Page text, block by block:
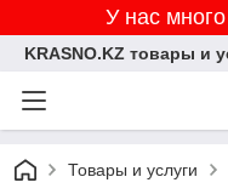
У нас
KRASNO.KZ товары и
Товары и услуги